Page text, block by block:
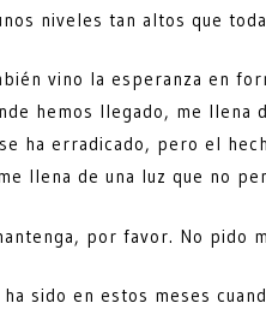
niveles tan altos que
vino la esperanza en
hemos llegado, me llena
ha erradicado, pero el
llena de una luz que no
por favor. No pido
ha sido en estos meses